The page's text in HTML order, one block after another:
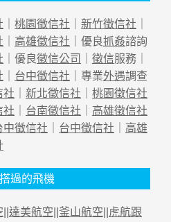
桃園徵信社 新竹徵信社
高雄徵信社 ｜優良抓姦諮詢
｜優良徵信公司 徵信服務｜
台中徵信社 ｜專業外遇調查
社 新北徵信社
桃園徵信社
社 台南徵信社
高雄徵信社
中徵信社 台中徵信社
高雄
過的飛機
達美航空 釜山航空 虎航跟